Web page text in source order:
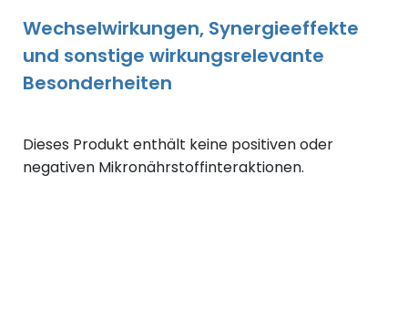
Wechselwirkungen, Synergieeffekte
und sonstige wirkungsrelevante
Besonderheiten
Dieses Produkt enthält keine positiven oder
negativen Mikronährstoffinteraktionen.